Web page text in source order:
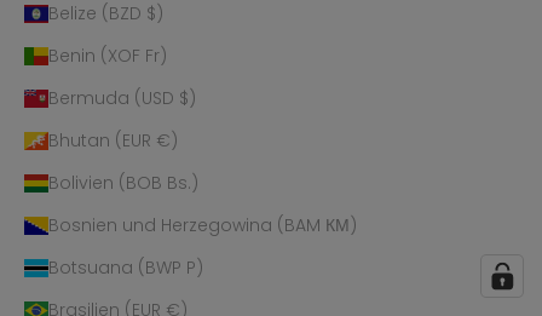
Belize (BZD $)
Benin (XOF Fr)
Bermuda (USD $)
Bhutan (EUR €)
Bolivien (BOB Bs.)
Bosnien und Herzegowina (BAM КМ)
Botsuana (BWP P)
Brasilien (EUR €)